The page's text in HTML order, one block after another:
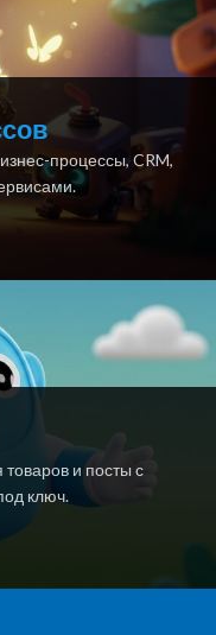
процессы, CRM,
товаров и посты с
ключ.